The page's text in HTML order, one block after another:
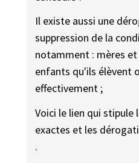
Il existe aussi une
suppression de la
notamment : mères
enfants qu'ils élèvent
effectivement ;
Voici le lien qui stipule
exactes et les
.